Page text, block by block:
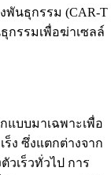
พันธุกรรม (CAR-T
กรรมเพื่อฆ่าเซลล์
แบบมาเฉพาะเพื่อ
ร็ง ซึ่งแตกต่างจาก
วเร็วทั่วไป การ